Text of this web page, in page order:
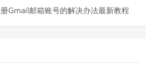
Gmail邮箱账号的解决办法最新教程